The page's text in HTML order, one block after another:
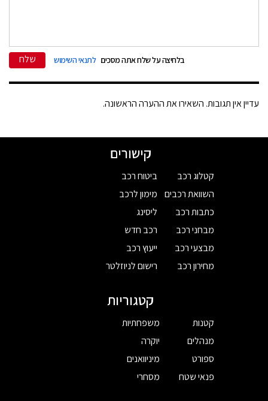
בלחיצה על שלח אתה מסכים לתנאי השימוש שלח
עדיין אין תגובות. השאירו את ההערה הראשונה.
קישורים
קטלוג רכב
השוואת רכבים
כתבות רכב
מבחני רכב
מבצעי רכב
מחירון רכב
ביטוח רכב
מימון לרכב
ליסינג
רכב חדש
ייעוץ רכב
רישום לניוזלטר
קטגוריות
קטנות
מנהלים
ספורט
פנאי שטח
משפחתיות
יוקרה
מיניוואנים
מסחרי